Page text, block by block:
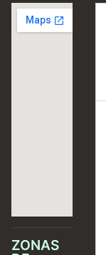
ZONAS